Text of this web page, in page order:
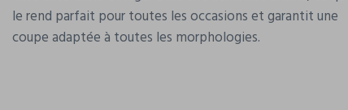
le rend parfait pour toutes les occasions et garantit une
coupe adaptée à toutes les morphologies.